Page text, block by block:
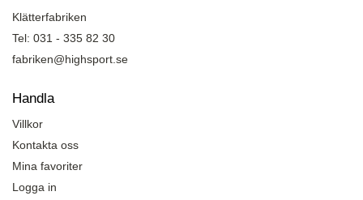
Klätterfabriken
Tel: 031 - 335 82 30
fabriken@highsport.se
Handla
Villkor
Kontakta oss
Mina favoriter
Logga in